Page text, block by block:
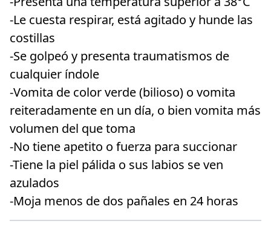
-Le cuesta respirar, está agitado y hunde las
costillas
-Se golpeó y presenta traumatismos de
cualquier índole
-Vomita de color verde (bilioso) o vomita
reiteradamente en un día, o bien vomita más
volumen del que toma
-No tiene apetito o fuerza para succionar
-Tiene la piel pálida o sus labios se ven
azulados
-Moja menos de dos pañales en 24 horas